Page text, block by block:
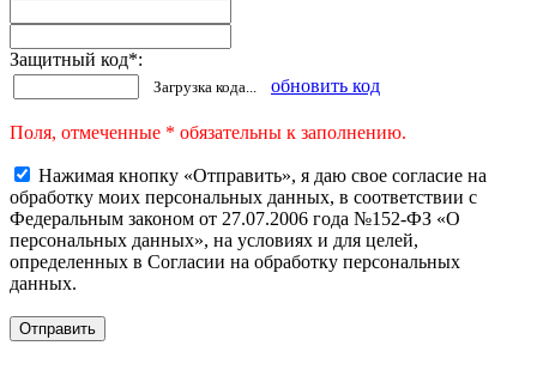
Защитный код*:
Загрузка кода... обновить код
Поля, отмеченные * обязательны к заполнению.
Нажимая кнопку «Отправить», я даю свое согласие на
обработку моих персональных данных, в соответствии с
Федеральным законом от 27.07.2006 года №152-ФЗ «О
персональных данных», на условиях и для целей,
определенных в Согласии на обработку персональных
данных.